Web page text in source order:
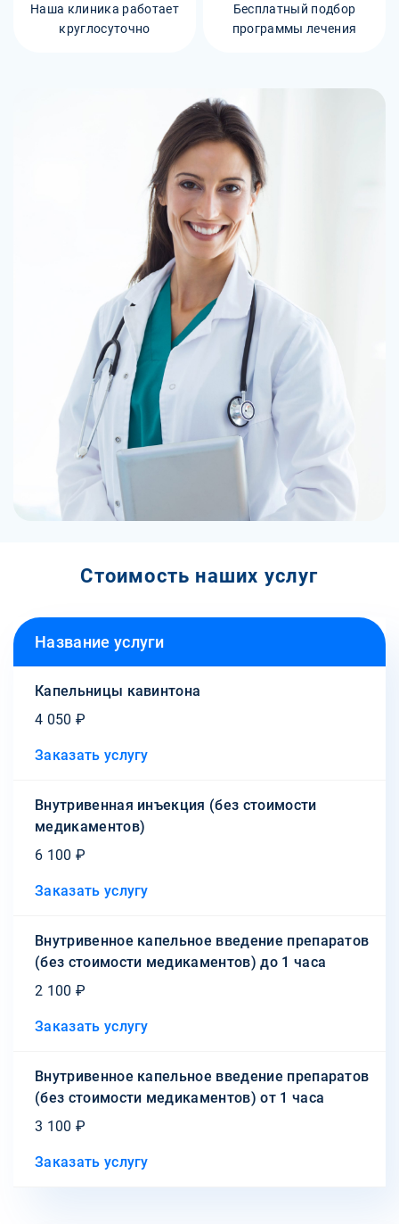
Наша клиника работает
круглосуточно
Бесплатный подбор
программы лечения
Стоимость наших услуг
Название услуги
Капельницы кавинтона
4 050 ₽
Заказать услугу
Внутривенная инъекция (без стоимости
медикаментов)
6 100 ₽
Заказать услугу
Внутривенное капельное введение препаратов
(без стоимости медикаментов) до 1 часа
2 100 ₽
Заказать услугу
Внутривенное капельное введение препаратов
(без стоимости медикаментов) от 1 часа
3 100 ₽
Заказать услугу